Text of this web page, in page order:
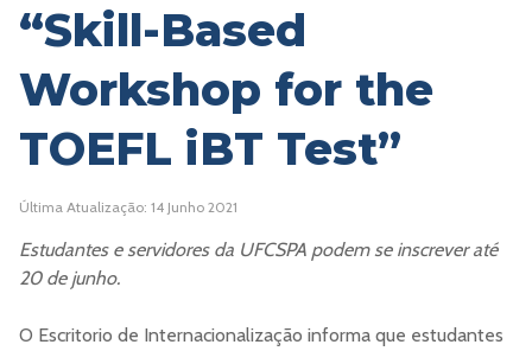
“Skill-Based
Workshop for the
TOEFL iBT Test”
Última Atualização: 14 Junho 2021
Estudantes e servidores da UFCSPA podem se inscrever até
20 de junho.
O Escritorio de Internacionalização informa que estudantes